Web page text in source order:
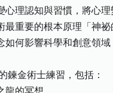
知與習慣，將心理變
重要的根本原理「神祕
影響科學和創意領域
金術士練習，包括：
的冥想